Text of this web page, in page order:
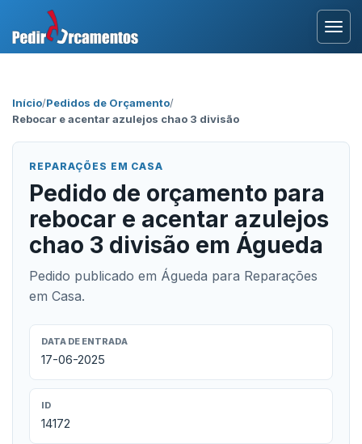
Início/Pedidos de Orçamento/
Rebocar e acentar azulejos chao 3 divisão
REPARAÇÕES EM CASA
Pedido de orçamento para
rebocar e acentar azulejos
chao 3 divisão em Águeda
Pedido publicado em Águeda para Reparações
em Casa.
DATA DE ENTRADA
17-06-2025
ID
14172
Área Profissional
Como Funciona?
Testemunhos